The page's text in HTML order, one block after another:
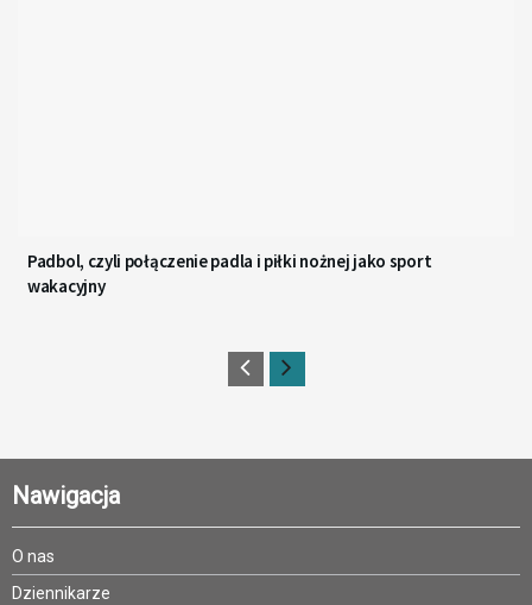
Padbol, czyli połączenie padla i piłki nożnej jako sport
wakacyjny
Nawigacja
O nas
Dziennikarze